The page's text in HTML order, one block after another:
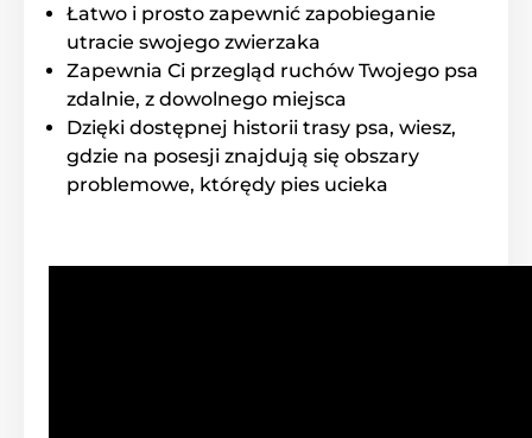
Łatwo i prosto zapewnić zapobieganie
utracie swojego zwierzaka
Zapewnia Ci przegląd ruchów Twojego psa
zdalnie, z dowolnego miejsca
Dzięki dostępnej historii trasy psa, wiesz,
gdzie na posesji znajdują się obszary
problemowe, którędy pies ucieka